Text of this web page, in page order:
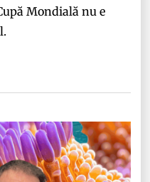
Mondială nu e